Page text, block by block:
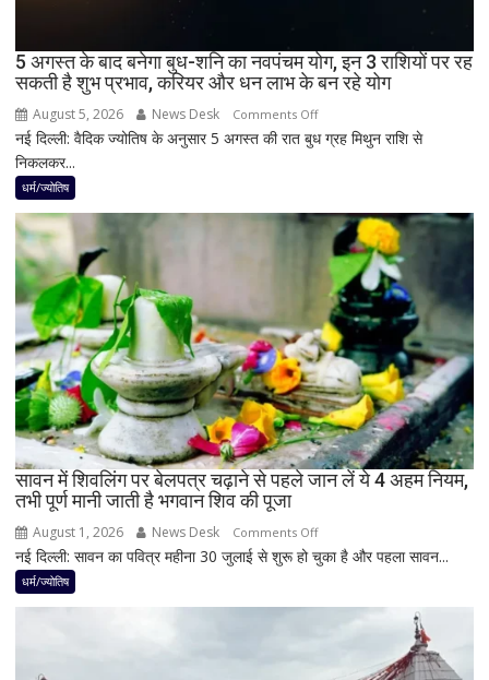
या
नहीं
5 अगस्त के बाद बनेगा बुध-शनि का नवपंचम योग, इन 3 राशियों पर रह
सकती है शुभ प्रभाव, करियर और धन लाभ के बन रहे योग
August 5, 2026 News Desk Comments Offon
5
बाद
बनेगा
बुध-
शनि
नवपंचम
योग,
इन
3
राशियों
पर
रह
प्रभाव,
नई दिल्ली: वैदिक ज्योतिष के अनुसार 5 अगस्त की रात बुध ग्रह मिथुन राशि से
निकलकर...
धर्म/ज्योतिष
सावन में शिवलिंग पर बेलपत्र चढ़ाने से पहले जान लें ये 4 अहम नियम,
तभी पूर्ण मानी जाती है भगवान शिव की पूजा
August 1, 2026 News Desk Comments Offon
सावन
नई दिल्ली: सावन का पवित्र महीना 30 जुलाई से शुरू हो चुका है और पहला सावन...
धर्म/ज्योतिष